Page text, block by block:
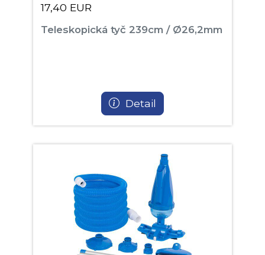
17,40 EUR
Teleskopická tyč 239cm / Ø26,2mm
Detail